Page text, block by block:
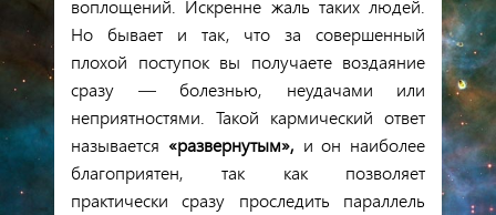
воплощений. Искренне жаль таких людей.
Но бывает и так, что за совершенный
плохой поступок вы получаете воздаяние
сразу — болезнью, неудачами или
неприятностями. Такой кармический ответ
называется «развернутым», и он наиболее
благоприятен, так как позволяет
практически сразу проследить параллель